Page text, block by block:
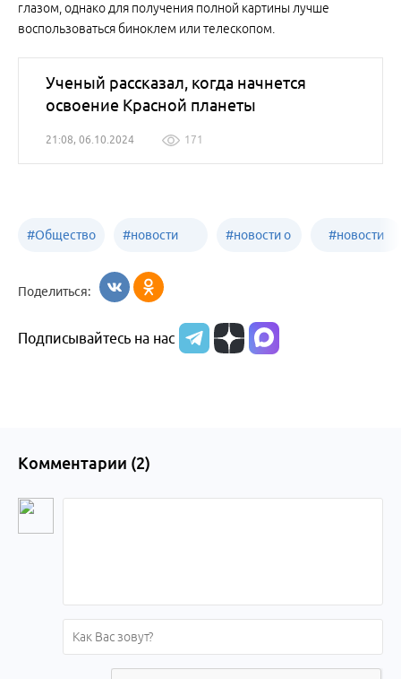
глазом, однако для получения полной картины лучше
воспользоваться биноклем или телескопом.
Ученый рассказал, когда начнется
освоение Красной планеты
21:08, 06.10.2024 171
#Общество #новости
образования
#новости о
Алтайского
#новости
Поделиться:
Подписывайтесь на нас
Комментарии (2)